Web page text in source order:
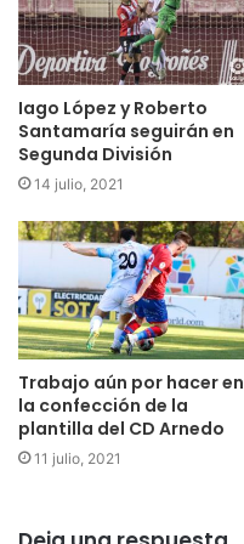
afición.
Iago López y Roberto
Santamaría seguirán en
Segunda División
14 julio, 2021
Trabajo aún por hacer en
la confección de la
plantilla del CD Arnedo
11 julio, 2021